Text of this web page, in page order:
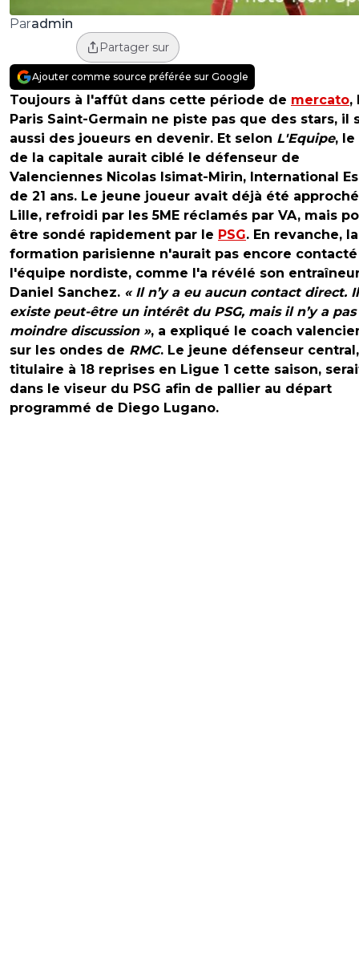
Paradmin
Partager sur
Ajouter comme source préférée sur Google
Toujours à l'affût dans cette période de mercato,
Paris Saint-Germain ne piste pas que des stars, il
aussi des joueurs en devenir. Et selon L'Equipe, le
de la capitale aurait ciblé le défenseur de
Valenciennes Nicolas Isimat-Mirin, International
de 21 ans. Le jeune joueur avait déjà été
Lille, refroidi par les 5ME réclamés par VA, mais
être sondé rapidement par le PSG. En revanche, la
formation parisienne n'aurait pas encore contacté
l'équipe nordiste, comme l'a révélé son
Daniel Sanchez. « Il n’y a eu aucun contact direct. Il
existe peut-être un intérêt du PSG, mais il n’y a
moindre discussion », a expliqué le coach
sur les ondes de RMC. Le jeune défenseur central,
titulaire à 18 reprises en Ligue 1 cette saison,
dans le viseur du PSG afin de pallier au départ
programmé de Diego Lugano.